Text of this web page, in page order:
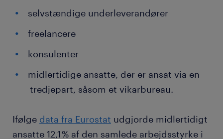
selvstændige underleverandører
freelancere
konsulenter
midlertidige ansatte, der er ansat via en
tredjepart, såsom et vikarbureau.
Ifølge data fra Eurostat udgjorde midlertidigt
ansatte 12,1 % af den samlede arbejdsstyrke i